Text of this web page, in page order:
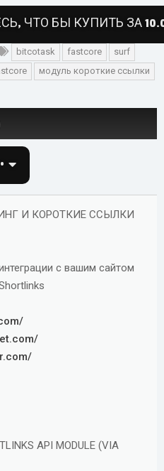
ЧТО БЫ КУПИТЬ ЗА
е
г
bitcotask fastcore
surf
модуль короткие ссылки
И КОРОТКИЕ ССЫЛКИ
с вашим сайтом
API MODULE (VIA